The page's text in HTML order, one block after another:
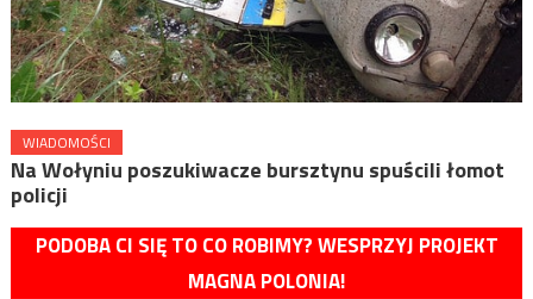
WIADOMOŚCI
Na Wołyniu poszukiwacze bursztynu spuścili łomot
policji
PODOBA CI SIĘ TO CO ROBIMY? WESPRZYJ PROJEKT
MAGNA POLONIA!